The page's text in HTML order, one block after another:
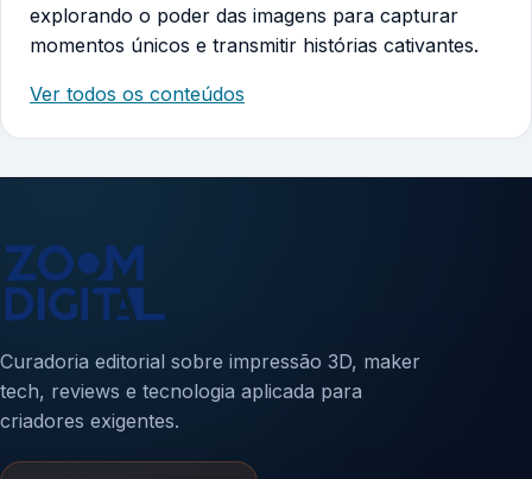
explorando o poder das imagens para capturar
momentos únicos e transmitir histórias cativantes.
Ver todos os conteúdos
Curadoria editorial sobre impressão 3D, maker
tech, reviews e tecnologia aplicada para
criadores exigentes.